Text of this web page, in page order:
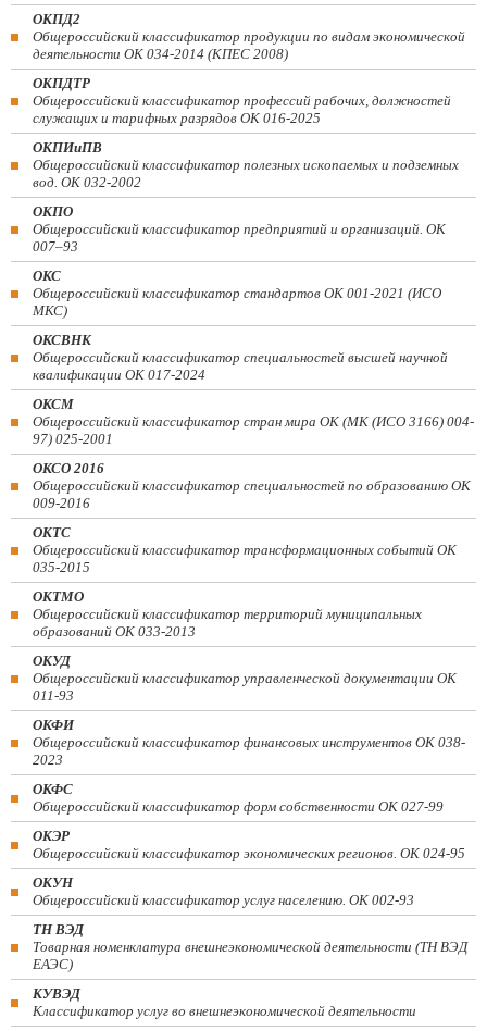
ОКПД2
Общероссийский классификатор продукции по видам экономической
деятельности ОК 034-2014 (КПЕС 2008)
ОКПДТР
Общероссийский классификатор профессий рабочих, должностей
служащих и тарифных разрядов ОК 016-2025
ОКПИиПВ
Общероссийский классификатор полезных ископаемых и подземных
вод. ОК 032-2002
ОКПО
Общероссийский классификатор предприятий и организаций. ОК
007–93
ОКС
Общероссийский классификатор стандартов ОК 001-2021 (ИСО
МКС)
ОКСВНК
Общероссийский классификатор специальностей высшей научной
квалификации ОК 017-2024
ОКСМ
Общероссийский классификатор стран мира ОК (МК (ИСО 3166) 004-
97) 025-2001
ОКСО 2016
Общероссийский классификатор специальностей по образованию ОК
009-2016
ОКТС
Общероссийский классификатор трансформационных событий ОК
035-2015
ОКТМО
Общероссийский классификатор территорий муниципальных
образований ОК 033-2013
ОКУД
Общероссийский классификатор управленческой документации ОК
011-93
ОКФИ
Общероссийский классификатор финансовых инструментов OK 038-
2023
ОКФС
Общероссийский классификатор форм собственности ОК 027-99
ОКЭР
Общероссийский классификатор экономических регионов. ОК 024-95
ОКУН
Общероссийский классификатор услуг населению. ОК 002-93
ТН ВЭД
Товарная номенклатура внешнеэкономической деятельности (ТН ВЭД
ЕАЭС)
КУВЭД
Классификатор услуг во внешнеэкономической деятельности